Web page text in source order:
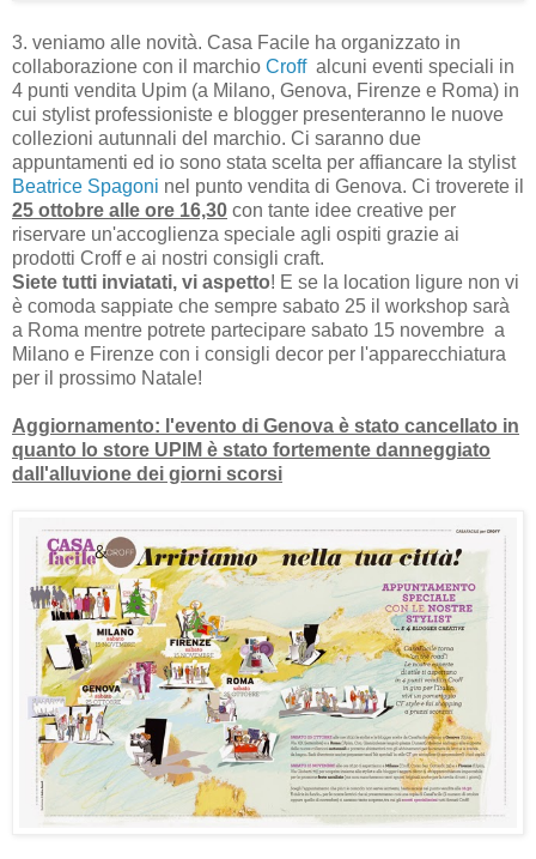
3. veniamo alle novità. Casa Facile ha organizzato in
collaborazione con il marchio Croff alcuni eventi speciali in
4 punti vendita Upim (a Milano, Genova, Firenze e Roma) in
cui stylist professioniste e blogger presenteranno le nuove
collezioni autunnali del marchio. Ci saranno due
appuntamenti ed io sono stata scelta per affiancare la stylist
Beatrice Spagoni nel punto vendita di Genova. Ci troverete il
25 ottobre alle ore 16,30 con tante idee creative per
riservare un'accoglienza speciale agli ospiti grazie ai
prodotti Croff e ai nostri consigli craft.
Siete tutti inviatati, vi aspetto! E se la location ligure non vi
è comoda sappiate che sempre sabato 25 il workshop sarà
a Roma mentre potrete partecipare sabato 15 novembre a
Milano e Firenze con i consigli decor per l'apparecchiatura
per il prossimo Natale!
Aggiornamento: l'evento di Genova è stato cancellato in
quanto lo store UPIM è stato fortemente danneggiato
dall'alluvione dei giorni scorsi